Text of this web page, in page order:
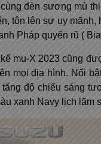
đèn sương mù
tôn lên sự uy mãnh,
Pháp quyến rũ (
mu-X 2023 cũng
mọi địa hình. Nổi
tăng độ chiếu sáng
xanh Navy lịch lãm